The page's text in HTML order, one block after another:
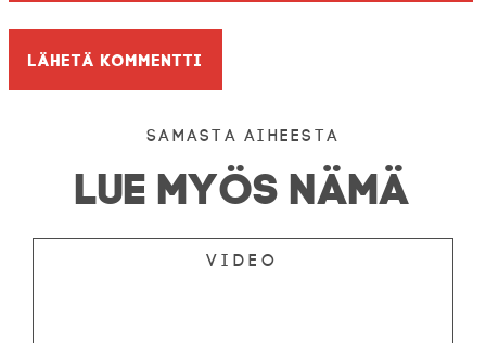
Samasta aiheesta
LUE MYÖS NÄMÄ
Video